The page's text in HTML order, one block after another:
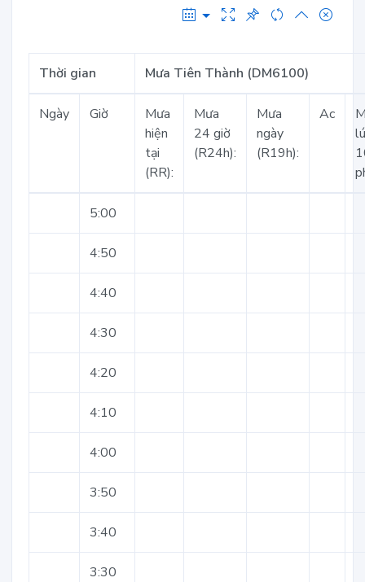
Thời gian Mưa Tiên Thành (DM6100)
Ngày Giờ
Mưa
hiện
tại
(RR):
Mưa
24 giờ
(R24h):
Mưa
ngày
(R19h):
Ac
5:00
4:50
4:40
4:30
4:20
4:10
4:00
3:50
3:40
3:30